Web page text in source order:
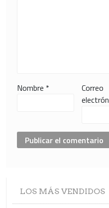
Nombre *
Correo
LOS MÁS VENDIDOS